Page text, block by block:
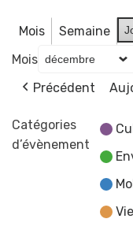
Mois Semaine
Mois
Précédent
Catégories
d’évènement